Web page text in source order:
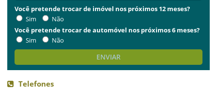
Você pretende trocar de imóvel nos próximos 12 meses?
Sim
Não
Você pretende trocar de automóvel nos próximos 6 meses?
Sim
Não
ENVIAR
Telefones